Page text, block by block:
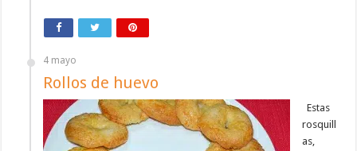
4 mayo
Rollos de huevo
Estas
rosquill
as,